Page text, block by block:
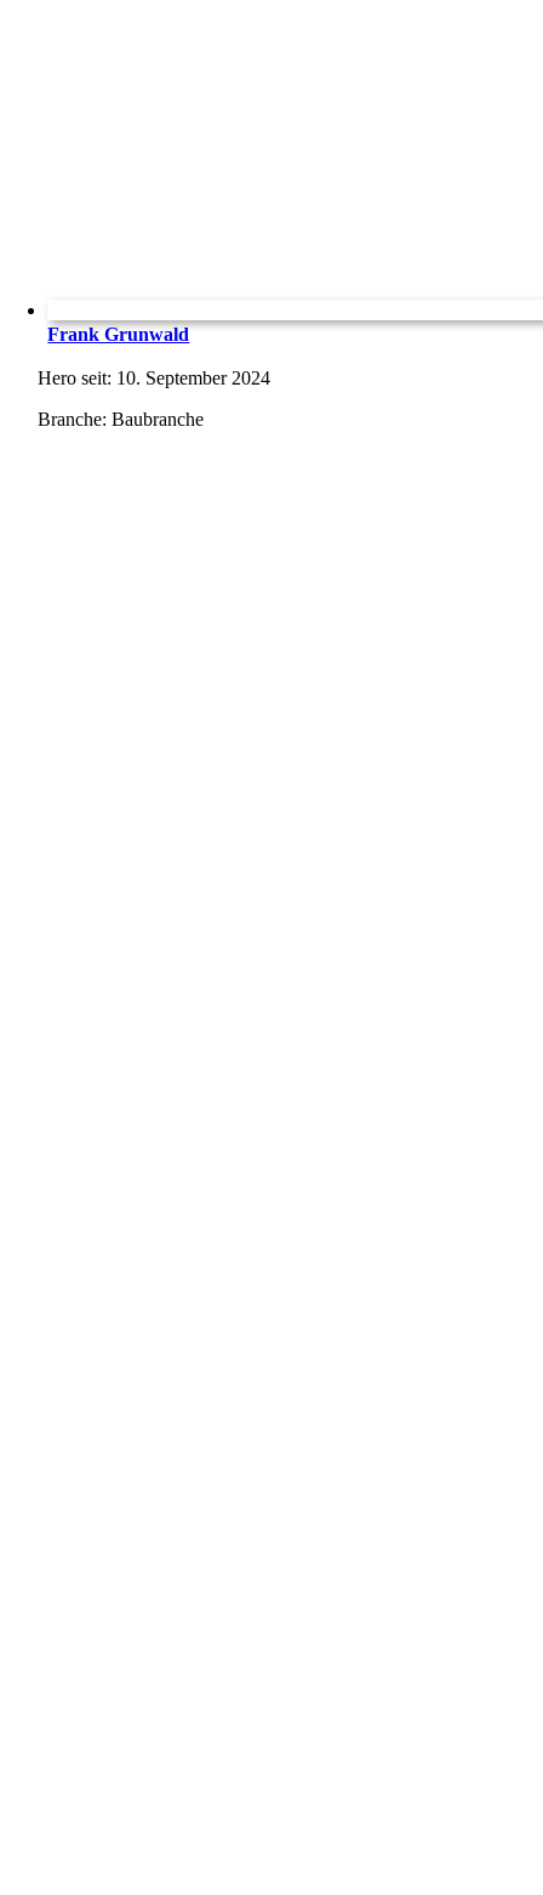
Frank Grunwald
Hero seit: 10. September 2024
Branche: Baubranche